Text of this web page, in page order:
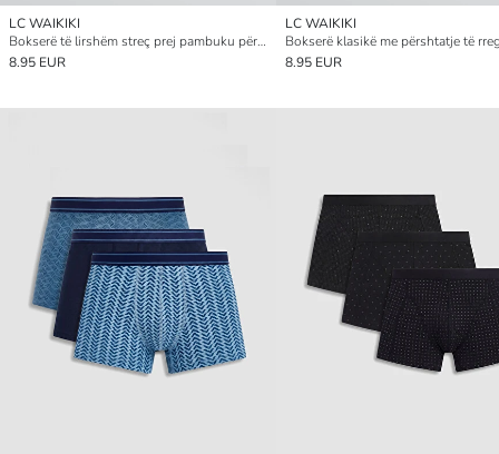
LC WAIKIKI
Bokserë të lirshëm streç prej pambuku për burra, set me tre copë
8.95 EUR
LC WAIKIKI
8.95 EUR